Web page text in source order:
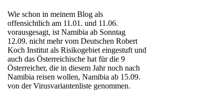
Wie schon in meinem Blog als
offensichtlich am 11.01. und 11.06.
vorausgesagt, ist Namibia ab Sonntag
12.09. nicht mehr vom Deutschen Robert
Koch Institut als Risikogebiet eingestuft und
auch das Österreichische hat für die 9
Österreicher, die in diesem Jahr noch nach
Namibia reisen wollen, Namibia ab 15.09.
von der Virusvariantenliste genommen.